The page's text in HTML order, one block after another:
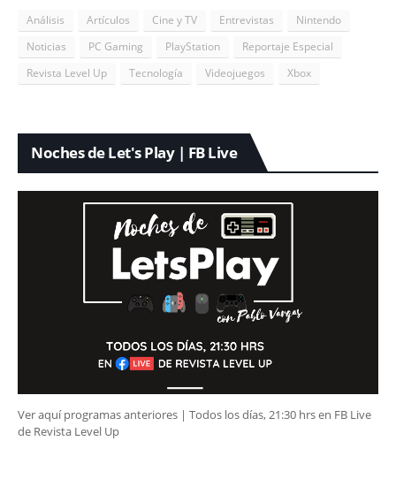
Análisis Artículos Cine y TV Entrevistas
Nintendo
Noticias
PC Gaming PlayStation
Reportaje Especial
Revista Level Up
Tecnología Videojuegos Xbox
Noches de Let's Play | FB Live
Ver aquí programas anteriores | Todos los días, 21:30 hrs en FB Live
de Revista Level Up